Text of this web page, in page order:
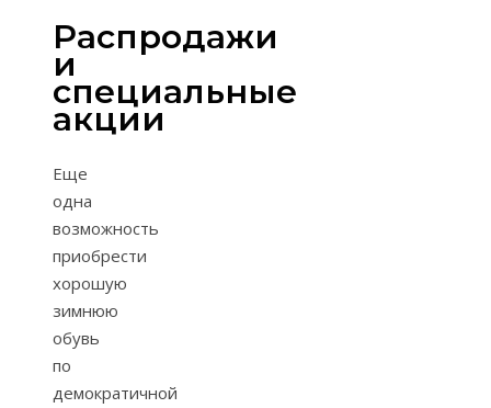
Распродажи
и
специальные
акции
Еще
одна
возможность
приобрести
хорошую
зимнюю
обувь
по
демократичной